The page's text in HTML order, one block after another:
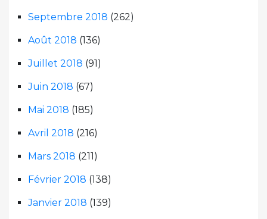
Septembre 2018 (262)
Août 2018 (136)
Juillet 2018 (91)
Juin 2018 (67)
Mai 2018 (185)
Avril 2018 (216)
Mars 2018 (211)
Février 2018 (138)
Janvier 2018 (139)